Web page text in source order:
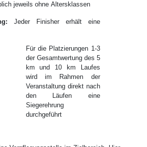
jeweils ohne Altersklassen
Jeder Finisher erhält eine
Für die Platzierungen 1-3
der Gesamtwertung des 5
km und 10 km Laufes
wird im Rahmen der
Veranstaltung direkt nach
den Läufen eine
Siegerehrung
durchgeführt